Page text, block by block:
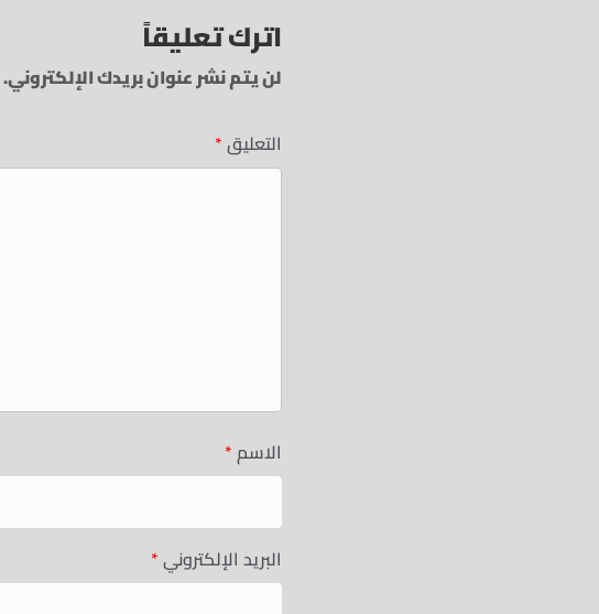
اترك تعليقاً
لن يتم نشر عنوان بريدك الإلكتروني.
التعليق*
الاسم*
البريد الإلكتروني*